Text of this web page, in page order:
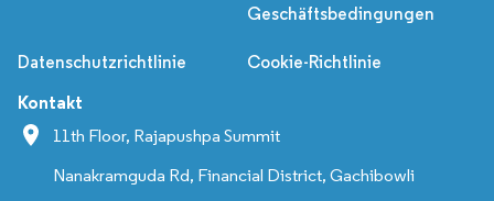
Geschäftsbedingungen
Datenschutzrichtlinie Cookie-Richtlinie
Kontakt
11th Floor, Rajapushpa Summit
Nanakramguda Rd, Financial District, Gachibowli